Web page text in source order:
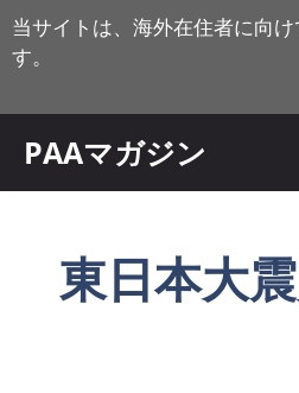
コ
ン
テ
ス
当サイトは、海外在住者に向
す。
PAAマガジン
東日本大